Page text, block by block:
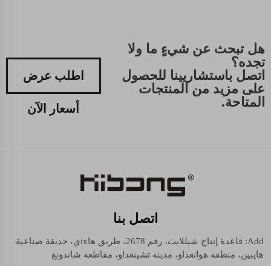
هل تبحث عن شيءٍ ما ولا
تجده؟
اتصل باستشاريينا للحصول
على مزيد من المنتجات
المتاحة.
اطلب عرض
أسعار الآن
اتصل بنا
Add: قاعدة إنتاج شيللايت، رقم 2678، طريق هاixي، حديقة صناعية
هايبين، منطقة هوانغداو، مدينة تشينغداو، مقاطعة شاندونغ